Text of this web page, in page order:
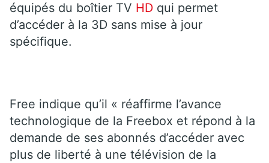
équipés du boîtier TV HD qui permet
d’accéder à la 3D sans mise à jour
spécifique.
Free indique qu’il « réaffirme l’avance
technologique de la Freebox et répond à la
demande de ses abonnés d’accéder avec
plus de liberté à une télévision de la